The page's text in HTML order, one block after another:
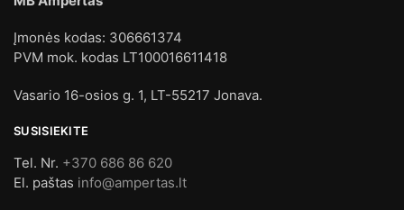
Įmonės kodas: 306661374
PVM mok. kodas LT100016611418
Vasario 16-osios g. 1, LT-55217 Jonava.
SUSISIEKITE
Tel. Nr. +370 686 86 620
El. paštas info@ampertas.lt